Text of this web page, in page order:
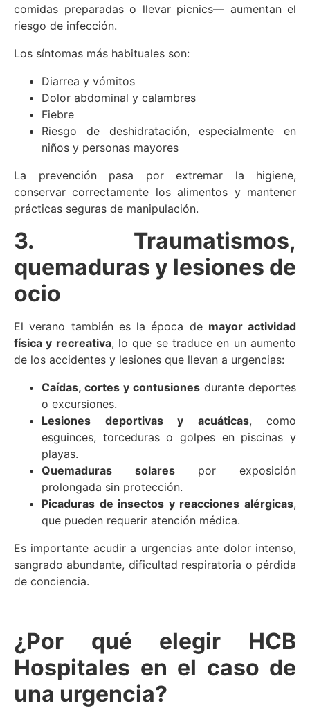
comidas preparadas o llevar picnics— aumentan el
riesgo de infección.
Los síntomas más habituales son:
Diarrea y vómitos
Dolor abdominal y calambres
Fiebre
Riesgo de deshidratación, especialmente en
niños y personas mayores
La prevención pasa por extremar la higiene,
conservar correctamente los alimentos y mantener
prácticas seguras de manipulación.
3. Traumatismos,
quemaduras y lesiones de
ocio
El verano también es la época de mayor actividad
física y recreativa, lo que se traduce en un aumento
de los accidentes y lesiones que llevan a urgencias:
Caídas, cortes y contusiones durante deportes
o excursiones.
Lesiones deportivas y acuáticas, como
esguinces, torceduras o golpes en piscinas y
playas.
Quemaduras solarespor exposición
prolongada sin protección.
Picaduras de insectos y reacciones alérgicas,
que pueden requerir atención médica.
Es importante acudir a urgencias ante dolor intenso,
sangrado abundante, dificultad respiratoria o pérdida
de conciencia.
¿Por qué elegir HCB
Hospitales en el caso de
una urgencia?